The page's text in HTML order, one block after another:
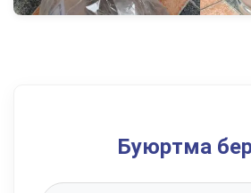
Буюртма